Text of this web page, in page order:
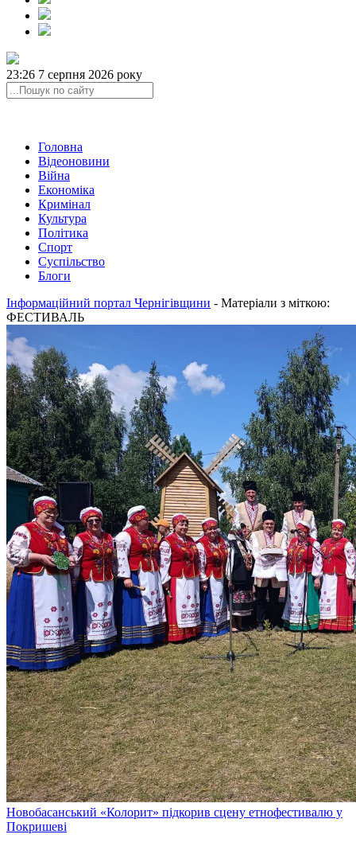
23:27 7 серпня 2026 року
Головна
Відеоновини
Війна
Економіка
Кримінал
Культура
Політика
Спорт
Суспільство
Блоги
Інформаційний портал Чернігівщини - Матеріали з міткою:
ФЕСТИВАЛЬ
Новобасанський «Колорит» підкорив сцену етнофестивалю у
Покришеві